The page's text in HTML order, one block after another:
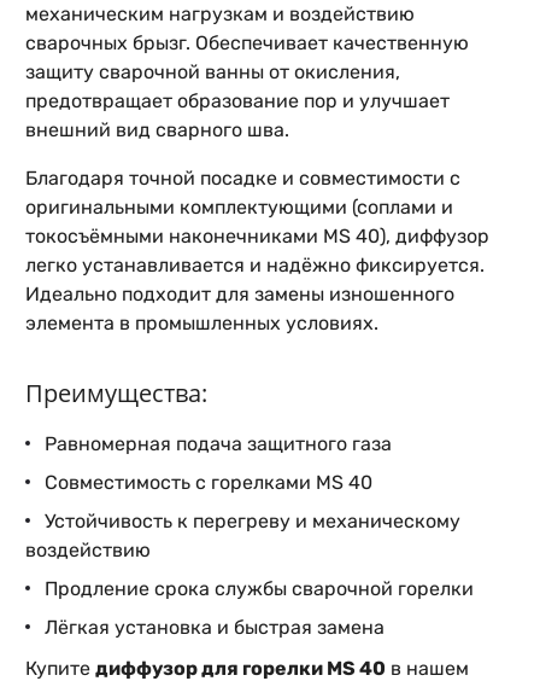
механическим нагрузкам и воздействию
сварочных брызг. Обеспечивает качественную
защиту сварочной ванны от окисления,
предотвращает образование пор и улучшает
внешний вид сварного шва.
Благодаря точной посадке и совместимости с
оригинальными комплектующими (соплами и
токосъёмными наконечниками MS 40), диффузор
легко устанавливается и надёжно фиксируется.
Идеально подходит для замены изношенного
элемента в промышленных условиях.
Преимущества:
Равномерная подача защитного газа
Совместимость с горелками MS 40
Устойчивость к перегреву и механическому
воздействию
Продление срока службы сварочной горелки
Лёгкая установка и быстрая замена
Купите диффузор для горелки MS 40 в нашем